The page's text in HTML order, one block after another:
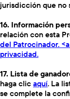
jurisdicción que no
16. Información
relación con esta
del Patrocinador.
privacidad.
17. Lista de
haga clic aquí. La
se complete la